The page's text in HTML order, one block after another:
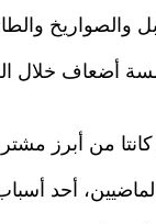
والصواريخ
أضعاف خلال
كانتا من أبرز
الماضيين، أحد